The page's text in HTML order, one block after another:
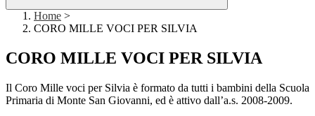
Home >
CORO MILLE VOCI PER SILVIA
CORO MILLE VOCI PER SILVIA
Il Coro Mille voci per Silvia è formato da tutti i bambini della Scuola
Primaria di Monte San Giovanni, ed è attivo dall’a.s. 2008-2009.